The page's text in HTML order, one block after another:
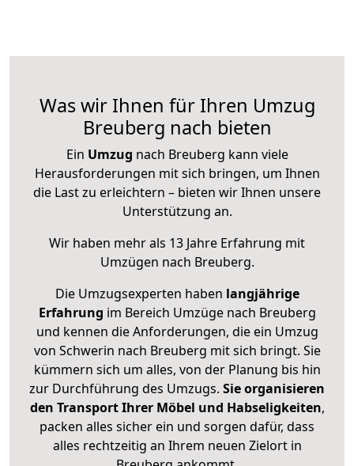
Was wir Ihnen für Ihren Umzug
Breuberg nach bieten
Ein Umzug nach Breuberg kann viele
Herausforderungen mit sich bringen, um Ihnen
die Last zu erleichtern – bieten wir Ihnen unsere
Unterstützung an.
Wir haben mehr als 13 Jahre Erfahrung mit
Umzügen nach Breuberg.
Die Umzugsexperten haben langjährige
Erfahrung im Bereich Umzüge nach Breuberg
und kennen die Anforderungen, die ein Umzug
von Schwerin nach Breuberg mit sich bringt. Sie
kümmern sich um alles, von der Planung bis hin
zur Durchführung des Umzugs. Sie organisieren
den Transport Ihrer Möbel und Habseligkeiten,
packen alles sicher ein und sorgen dafür, dass
alles rechtzeitig an Ihrem neuen Zielort in